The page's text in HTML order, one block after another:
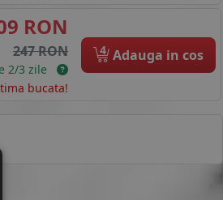
RON
247 RON
2/3 zile
bucata!
4 Adauga in cos